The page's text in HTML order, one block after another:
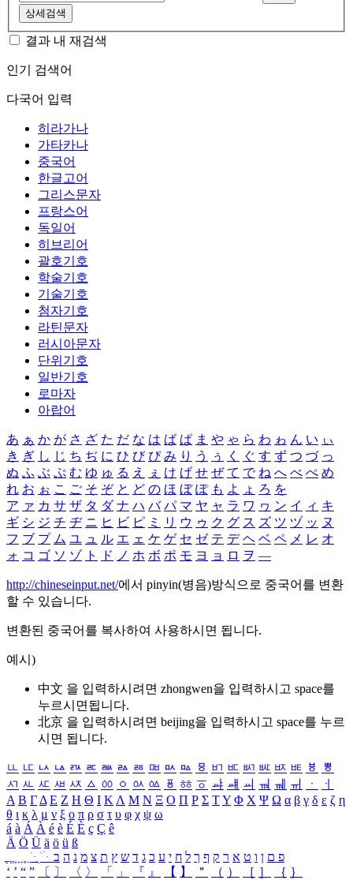
상세검색
결과 내 재검색
인기 검색어
다국어 입력
히라가나
가타카나
중국어
한글고어
그리스문자
프랑스어
독일어
히브리어
괄호기호
학술기호
기술기호
첨자기호
라틴문자
러시아문자
단위기호
일반기호
로마자
아랍어
あ ぁ か が さ ざ た だ な は ば ぱ ま や ゃ ら わ ゎ ん い ぃ
き ぎ し じ ち ぢ に ひ び ぴ み り う ぅ く ぐ す ず つ づ っ
ぬ ふ ぶ ぷ む ゆ ゅ る え ぇ け げ せ ぜ て で ね へ べ ぺ め
れ お ぉ こ ご そ ぞ と ど の ほ ぼ ぽ も よ ょ ろ を
ア ァ カ サ ザ タ ダ ナ ハ バ パ マ ヤ ャ ラ ワ ヮ ン イ ィ キ
ギ シ ジ チ ヂ ニ ヒ ビ ピ ミ リ ウ ゥ ク グ ス ズ ツ ヅ ッ ヌ
フ ブ プ ム ユ ュ ル エ ェ ケ ゲ セ ゼ テ デ ヘ ベ ペ メ レ オ
ォ コ ゴ ソ ゾ ト ド ノ ホ ボ ポ モ ヨ ョ ロ ヲ ―
http://chineseinput.net/에서 pinyin(병음)방식으로 중국어를 변환
할 수 있습니다.
변환된 중국어를 복사하여 사용하시면 됩니다.
예시)
中文 을 입력하시려면 zhongwen을 입력하시고 space를
누르시면됩니다.
北京 을 입력하시려면 beijing을 입력하시고 space를 누르
시면 됩니다.
ㅥ ㅦ ㅧ ㅨ ㅩ ㅪ ㅫ ㅬ ㅭ ㅮ ㅯ ㅰ ㅱ ㅲ ㅳ ㅴ ㅵ ㅶ ㅷ ㅸ
ㅹ
ㅺ ㅻ ㅼ ㅽ ㅾ ㅿ ㆀ ㆁ ㆂ ㆃ ㆄ ㆅ ㆆ ㆇ ㆈ ㆉ ㆊ ㆋ ㆌ ㆍ
ㆎ
Α Β ΓΔ Ε Ζ Η Θ Ι ΚΛ Μ Ν Ξ Ο Π Ρ Σ ΤΥ Φ Χ Ψ Ω α β γ δ ε ζ η
θ ι κ λ μ ν ξ ο π ρ σ τ υ φ χ ψ ω
á à Á À é è É È ç Ç ê
Ä Ö Ü ä ö ü ß
ִֶֹ ֻּ ׁׂ פ ם ן ו ט א ר ק ף ך ל ח י ע כ ג ד ש ץ ת צ מ נ ה ב
‘ ’ “ ” 〔 〕 〈 〉 「 」 『 』 【 】 ＂ （ ） ［ ］ ｛ ｝